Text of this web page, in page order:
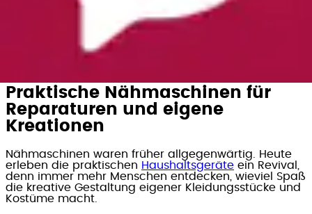
Allesschneider
Praktische Nähmaschinen für
Reparaturen und eigene
Kreationen
Nähmaschinen waren früher allgegenwärtig. Heute
erleben die praktischen Haushaltsgeräte ein Revival,
denn immer mehr Menschen entdecken, wieviel Spaß
die kreative Gestaltung eigener Kleidungsstücke und
Kostüme macht.